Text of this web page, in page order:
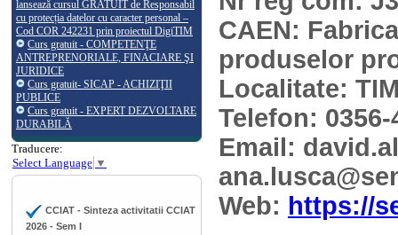
lansează cursul GRATUIT de Responsabil
cu protecția datelor cu caracter personal –
Cod COR 242231 prin proiectul DigiTIM
Curs gratuit - COMPETENŢE
ANTREPRENORIALE, FINACIARE ŞI
JURIDICE
Curs gratuit- SICAP - ACHIZIŢII
PUBLICE
Curs gratuit - EXPERT DEZVOLTARE
DURABILĂ
Traducere:
Select Language ▼
CCIAT - Sinteza activitatii CCIAT
2026 - Sem I
CAEN:
produselor
Localitate:
Telefon: 0356-
Email:
Web: https://